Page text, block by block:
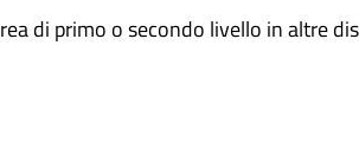
di primo o secondo livello in altre